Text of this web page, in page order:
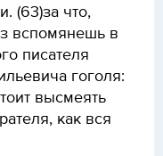
(63)за что,
вспомянешь в
писателя
гоголя:
высмеять
как вся